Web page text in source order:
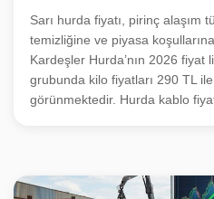
Sarı hurda fiyatı, pirinç alaşım
temizliğine ve piyasa
Kardeşler Hurda’nın 2026 fiyat
grubunda kilo fiyatları 290 TL
görünmektedir. Hurda kablo